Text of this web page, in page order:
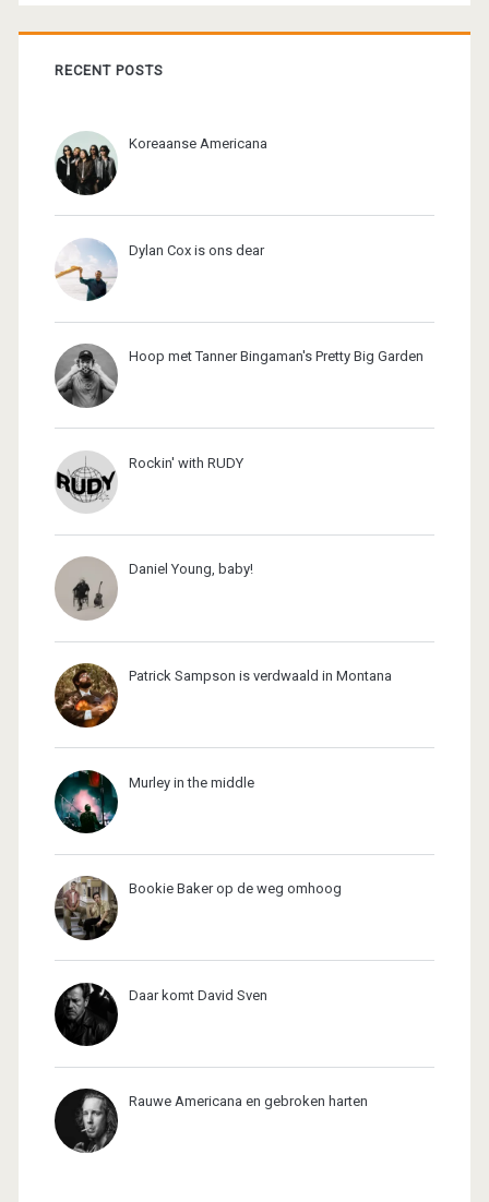
RECENT POSTS
Koreaanse Americana
Dylan Cox is ons dear
Hoop met Tanner Bingaman's Pretty Big Garden
Rockin' with RUDY
Daniel Young, baby!
Patrick Sampson is verdwaald in Montana
Murley in the middle
Bookie Baker op de weg omhoog
Daar komt David Sven
Rauwe Americana en gebroken harten